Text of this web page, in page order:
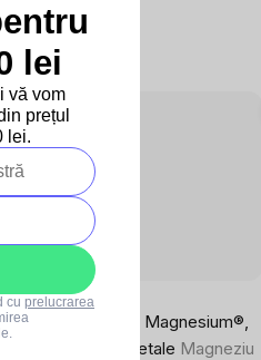
Bestseller
SUMMER SALE
–10 %
BrainMax Energy Magnesium®,
200 capsule vegetale Magneziu
lei
vă vom
prețul
lei.
cu prelucrarea